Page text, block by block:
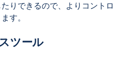
りできるので、よりコントロ
す。
ツール